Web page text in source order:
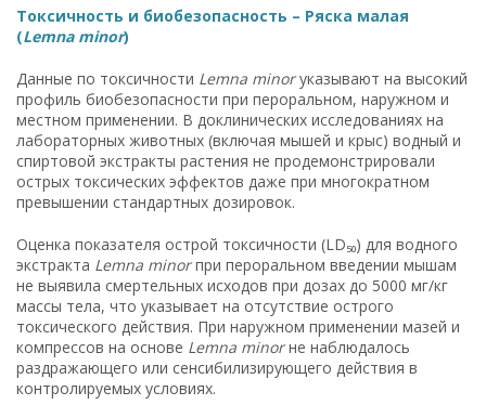
Токсичность и биобезопасность – Ряска малая
(Lemna minor)
Данные по токсичности Lemna minorуказывают на высокий
профиль биобезопасности при пероральном, наружном и
местном применении. В доклинических исследованиях на
лабораторных животных (включая мышей и крыс) водный и
спиртовой экстракты растения не продемонстрировали
острых токсических эффектов даже при многократном
превышении стандартных дозировок.
Оценка показателя острой токсичности (LD₅₀) для водного
экстракта Lemna minorпри пероральном введении мышам
не выявила смертельных исходов при дозах до 5000 мг/кг
массы тела, что указывает на отсутствие острого
токсического действия. При наружном применении мазей и
компрессов на основе Lemna minorне наблюдалось
раздражающего или сенсибилизирующего действия в
контролируемых условиях.